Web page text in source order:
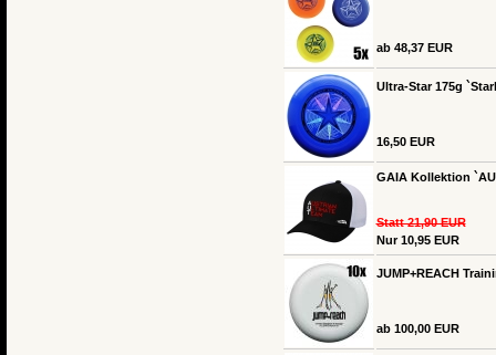
ab 48,37 EUR
Ultra-Star 175g
16,50 EUR
GAIA Kollektion
Statt 21,90 EUR
Nur 10,95 EUR
JUMP+REACH
ab 100,00 EUR